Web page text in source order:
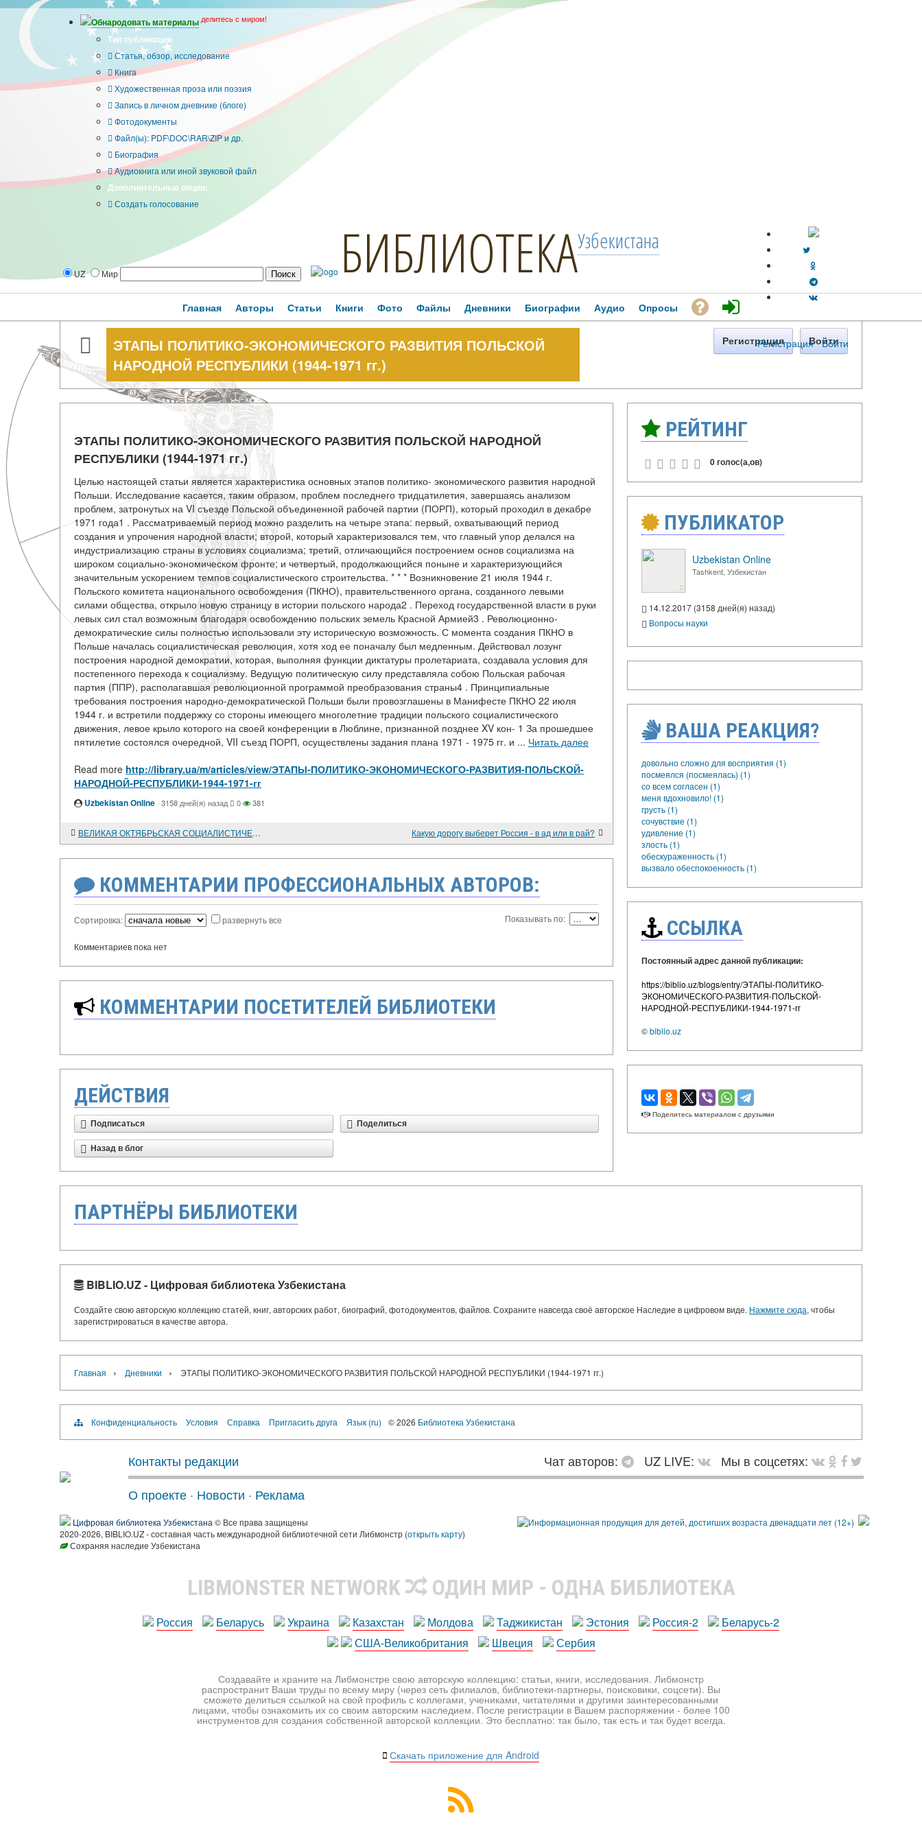
Обнародовать материалы делитесь с миром!
Тип публикации
Статья, обзор, исследование
Книга
Художественная проза или поэзия
Запись в личном дневнике (блоге)
Фотодокументы
Файл(ы): PDF\DOC\RAR\ZIP и др.
Биография
Аудиокнига или иной звуковой файл
Дополнительные опции:
Создать голосование
UZ Мир БИБЛИОТЕКАУзбекистана
Регистрация · Войти
Главная Авторы Статьи Книги Фото Файлы Дневники Биографии Аудио Опросы
ЭТАПЫ ПОЛИТИКО-ЭКОНОМИЧЕСКОГО РАЗВИТИЯ ПОЛЬСКОЙ
НАРОДНОЙ РЕСПУБЛИКИ (1944-1971 гг.)
Регистрация Войти
ЭТАПЫ ПОЛИТИКО-ЭКОНОМИЧЕСКОГО РАЗВИТИЯ ПОЛЬСКОЙ НАРОДНОЙ
РЕСПУБЛИКИ (1944-1971 гг.)
Целью настоящей статьи является характеристика основных этапов политико- экономического развития народной
Польши. Исследование касается, таким образом, проблем последнего тридцатилетия, завершаясь анализом
проблем, затронутых на VI съезде Польской объединенной рабочей партии (ПОРП), который проходил в декабре
1971 года1 . Рассматриваемый период можно разделить на четыре этапа: первый, охватывающий период
создания и упрочения народной власти; второй, который характеризовался тем, что главный упор делался на
индустриализацию страны в условиях социализма; третий, отличающийся построением основ социализма на
широком социально-экономическом фронте; и четвертый, продолжающийся поныне и характеризующийся
значительным ускорением темпов социалистического строительства. * * * Возникновение 21 июля 1944 г.
Польского комитета национального освобождения (ПКНО), правительственного органа, созданного левыми
силами общества, открыло новую страницу в истории польского народа2 . Переход государственной власти в руки
левых сил стал возможным благодаря освобождению польских земель Красной Армией3 . Революционно-
демократические силы полностью использовали эту историческую возможность. С момента создания ПКНО в
Польше началась социалистическая революция, хотя ход ее поначалу был медленным. Действовал лозунг
построения народной демократии, которая, выполняя функции диктатуры пролетариата, создавала условия для
постепенного перехода к социализму. Ведущую политическую силу представляла собою Польская рабочая
партия (ППР), располагавшая революционной программой преобразования страны4 . Принципиальные
требования построения народно-демократической Польши были провозглашены в Манифесте ПКНО 22 июля
1944 г. и встретили поддержку со стороны имеющего многолетние традиции польского социалистического
движения, левое крыло которого на своей конференции в Люблине, признанной позднее XV кон- 1 За прошедшее
пятилетие состоялся очередной, VII съезд ПОРП, осуществлены задания плана 1971 - 1975 гг. и ... Читать далее
Read more http://library.ua/m/articles/view/ЭТАПЫ-ПОЛИТИКО-ЭКОНОМИЧЕСКОГО-РАЗВИТИЯ-ПОЛЬСКОЙ-
НАРОДНОЙ-РЕСПУБЛИКИ-1944-1971-гг
Uzbekistan Online · 3158 дней(я) назад 0 381
ВЕЛИКАЯ ОКТЯБРЬСКАЯ СОЦИАЛИСТИЧЕСКАЯ РЕВОЛЮЦИЯ И ПОЛЬША Какую дорогу выберет Россия - в ад или в рай?
КОММЕНТАРИИ ПРОФЕССИОНАЛЬНЫХ АВТОРОВ:
Сортировка: развернуть все Показывать по:
Комментариев пока нет
КОММЕНТАРИИ ПОСЕТИТЕЛЕЙ БИБЛИОТЕКИ
ДЕЙСТВИЯ
Подписаться Поделиться
Назад в блог
РЕЙТИНГ
0 голос(а,ов)
ПУБЛИКАТОР
Uzbekistan Online
Tashkent, Узбекистан
14.12.2017 (3158 дней(я) назад)
Вопросы науки
ВАША РЕАКЦИЯ?
довольно сложно для восприятия (1)
посмеялся (посмеялась) (1)
со всем согласен (1)
меня вдохновило! (1)
грусть (1)
сочувствие (1)
удивление (1)
злость (1)
обескураженность (1)
вызвало обеспокоенность (1)
ССЫЛКА
Постоянный адрес данной публикации:
https://biblio.uz/blogs/entry/ЭТАПЫ-ПОЛИТИКО-
ЭКОНОМИЧЕСКОГО-РАЗВИТИЯ-ПОЛЬСКОЙ-
НАРОДНОЙ-РЕСПУБЛИКИ-1944-1971-гг
©biblio.uz
Поделитесь материалом с друзьями
ПАРТНЁРЫ БИБЛИОТЕКИ
BIBLIO.UZ - Цифровая библиотека Узбекистана
Создайте свою авторскую коллекцию статей, книг, авторских работ, биографий, фотодокументов, файлов. Сохраните навсегда своё авторское Наследие в цифровом виде. Нажмите сюда, чтобы
зарегистрироваться в качестве автора.
Главная › Дневники › ЭТАПЫ ПОЛИТИКО-ЭКОНОМИЧЕСКОГО РАЗВИТИЯ ПОЛЬСКОЙ НАРОДНОЙ РЕСПУБЛИКИ (1944-1971 гг.)
Конфиденциальность Условия Справка Пригласить друга Язык (ru) © 2026 Библиотека Узбекистана
Контакты редакции Чат авторов: UZ LIVE:
Мы в соцсетях:
О проекте · Новости · Реклама
Цифровая библиотека Узбекистана © Все права защищены
2020-2026, BIBLIO.UZ - составная часть международной библиотечной сети Либмонстр (открыть карту)
Сохраняя наследие Узбекистана
LIBMONSTER NETWORK ОДИН МИР - ОДНА БИБЛИОТЕКА
Россия Беларусь Украина Казахстан Молдова Таджикистан Эстония Россия-2
Беларусь-2
США-Великобритания
Швеция Сербия
Создавайте и храните на Либмонстре свою авторскую коллекцию: статьи, книги, исследования. Либмонстр
распространит Ваши труды по всему миру (через сеть филиалов, библиотеки-партнеры, поисковики, соцсети). Вы
сможете делиться ссылкой на свой профиль с коллегами, учениками, читателями и другими заинтересованными
лицами, чтобы ознакомить их со своим авторским наследием. После регистрации в Вашем распоряжении - более 100
инструментов для создания собственной авторской коллекции. Это бесплатно: так было, так есть и так будет всегда.
Скачать приложение для Android